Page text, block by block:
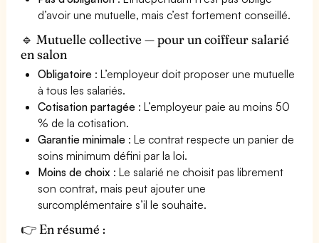
d’avoir une mutuelle, mais c’est fortement conseillé.
🔹 Mutuelle collective — pour un coiffeur salarié
en salon
Obligatoire : L’employeur doit proposer une mutuelle
à tous les salariés.
Cotisation partagée : L’employeur paie au moins 50
% de la cotisation.
Garantie minimale : Le contrat respecte un panier de
soins minimum défini par la loi.
Moins de choix : Le salarié ne choisit pas librement
son contrat, mais peut ajouter une
surcomplémentaire s’il le souhaite.
👉 En résumé :